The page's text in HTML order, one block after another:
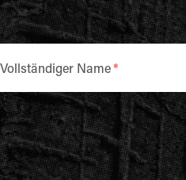
Vollständiger Name *